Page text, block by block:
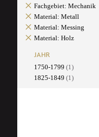
Fachgebiet: Mechanik
Material: Metall
Material: Messing
Material: Holz
JAHR
1750-1799 (1)
1825-1849 (1)